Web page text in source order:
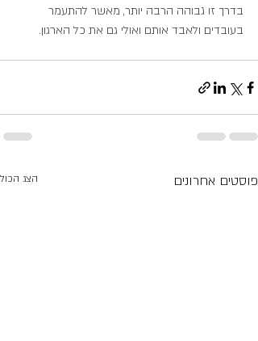
בדרך זו גבוהה הרבה יותר, מאשר להתעמר
בעובדים ולאבד אותם ואולי גם את כל הארגון.
פוסטים אחרונים הצג הכול